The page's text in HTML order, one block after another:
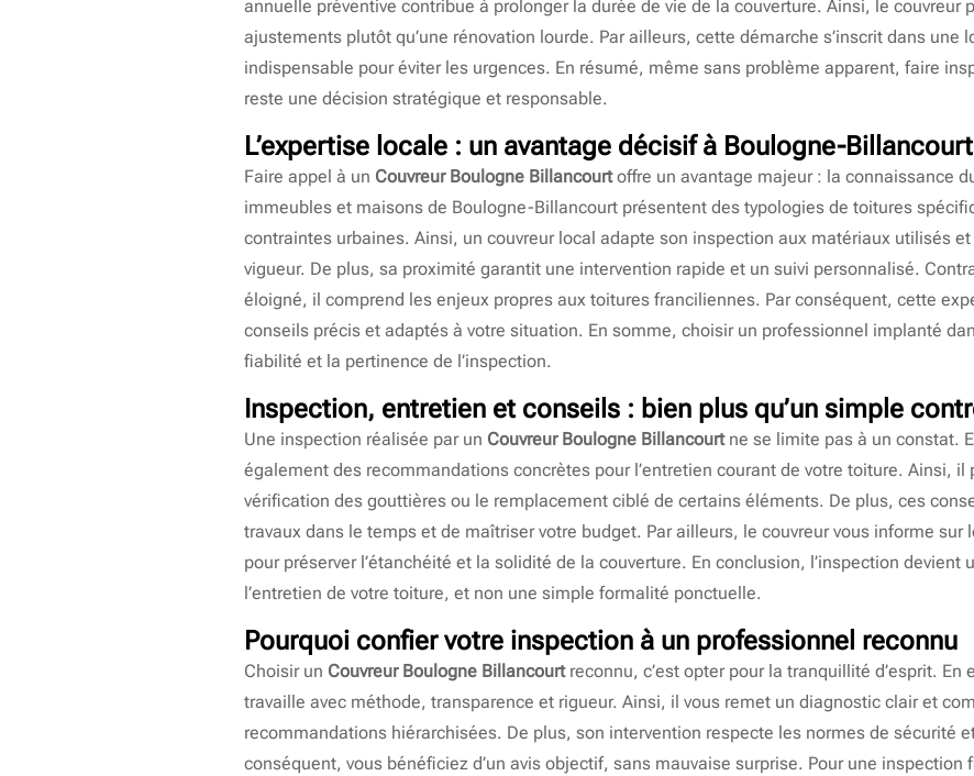
annuelle préventive contribue à prolonger la durée de vie de la couverture. Ainsi, le couvreur
ajustements plutôt qu’une rénovation lourde. Par ailleurs, cette démarche s’inscrit dans une
indispensable pour éviter les urgences. En résumé, même sans problème apparent, faire
reste une décision stratégique et responsable.
L’expertise locale : un avantage décisif à Boulogne-Billancourt
Faire appel à un Couvreur Boulogne Billancourtoffre un avantage majeur : la connaissance
immeubles et maisons de Boulogne-Billancourt présentent des typologies de toitures
contraintes urbaines. Ainsi, un couvreur local adapte son inspection aux matériaux utilisés et
vigueur. De plus, sa proximité garantit une intervention rapide et un suivi personnalisé.
éloigné, il comprend les enjeux propres aux toitures franciliennes. Par conséquent, cette
conseils précis et adaptés à votre situation. En somme, choisir un professionnel implanté
fiabilité et la pertinence de l’inspection.
Inspection, entretien et conseils : bien plus qu’un simple
Une inspection réalisée par un Couvreur Boulogne Billancourtne se limite pas à un constat.
également des recommandations concrètes pour l’entretien courant de votre toiture. Ainsi, il
vérification des gouttières ou le remplacement ciblé de certains éléments. De plus, ces
travaux dans le temps et de maîtriser votre budget. Par ailleurs, le couvreur vous informe sur
pour préserver l’étanchéité et la solidité de la couverture. En conclusion, l’inspection devient
l’entretien de votre toiture, et non une simple formalité ponctuelle.
Pourquoi confier votre inspection à un professionnel reconnu
Choisir un Couvreur Boulogne Billancourtreconnu, c’est opter pour la tranquillité d’esprit.
travaille avec méthode, transparence et rigueur. Ainsi, il vous remet un diagnostic clair et
recommandations hiérarchisées. De plus, son intervention respecte les normes de sécurité
conséquent, vous bénéficiez d’un avis objectif, sans mauvaise surprise. Pour une